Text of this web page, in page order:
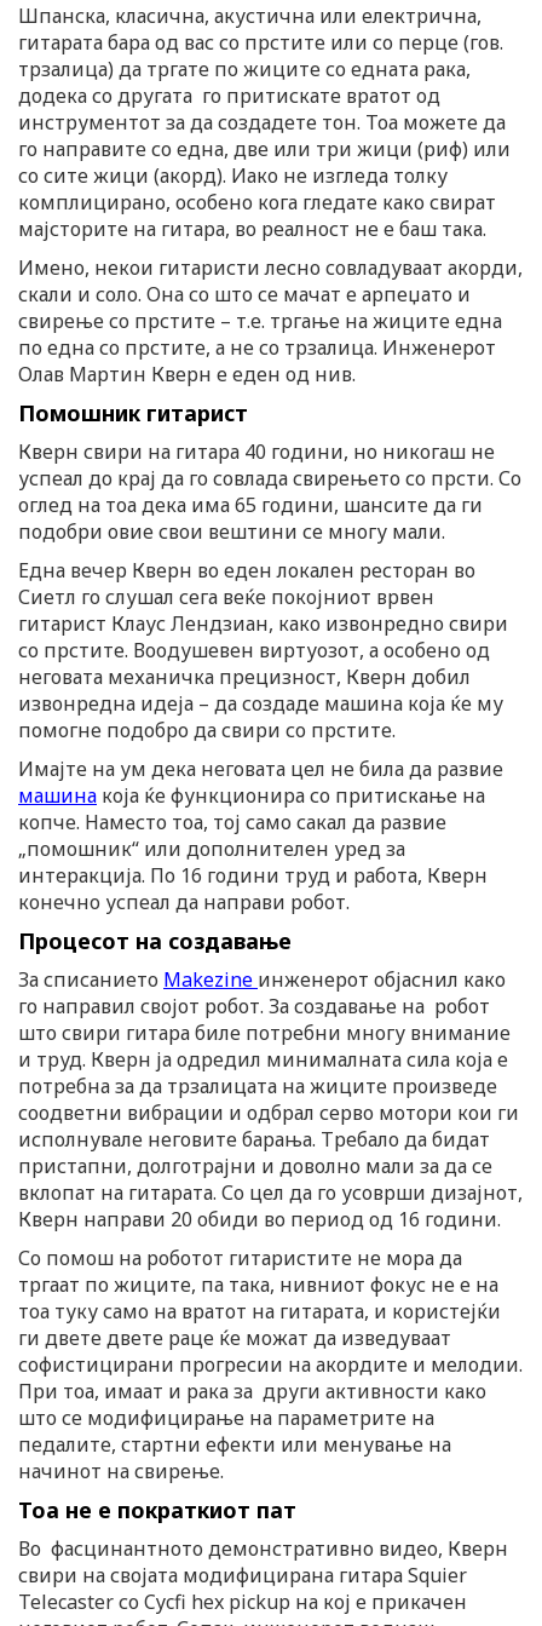
Шпанска, класична, акустична или електрична,
гитарата бара од вас со прстите или со перце (гов.
трзалица) да тргате по жиците со едната рака,
додека со другата го притискате вратот од
инструментот за да создадете тон. Тоа можете да
го направите со една, две или три жици (риф) или
со сите жици (акорд). Иако не изгледа толку
комплицирано, особено кога гледате како свират
мајсторите на гитара, во реалност не е баш така.
Имено, некои гитаристи лесно совладуваат акорди,
скали и соло. Она со што се мачат е арпеџато и
свирење со прстите – т.е. тргање на жиците една
по една со прстите, а не со трзалица. Инженерот
Олав Мартин Кверн е еден од нив.
Помошник гитарист
Кверн свири на гитара 40 години, но никогаш не
успеал до крај да го совлада свирењето со прсти. Со
оглед на тоа дека има 65 години, шансите да ги
подобри овие свои вештини се многу мали.
Една вечер Кверн во еден локален ресторан во
Сиетл го слушал сега веќе покојниот врвен
гитарист Клаус Лендзиан, како извонредно свири
со прстите. Воодушевен виртуозот, а особено од
неговата механичка прецизност, Кверн добил
извонредна идеја – да создаде машина која ќе му
помогне подобро да свири со прстите.
Имајте на ум дека неговата цел не била да развие
машина која ќе функционира со притискање на
копче. Наместо тоа, тој само сакал да развие
„помошник“ или дополнителен уред за
интеракција. По 16 години труд и работа, Кверн
конечно успеал да направи робот.
Процесот на создавање
За списанието Makezine инженерот објаснил како
го направил својот робот. За создавање на робот
што свири гитара биле потребни многу внимание
и труд. Кверн ја одредил минималната сила која е
потребна за да трзалицата на жиците произведе
соодветни вибрации и одбрал серво мотори кои ги
исполнувале неговите барања. Требало да бидат
пристапни, долготрајни и доволно мали за да се
вклопат на гитарата. Со цел да го усоврши дизајнот,
Кверн направи 20 обиди во период од 16 години.
Со помош на роботот гитаристите не мора да
тргаат по жиците, па така, нивниот фокус не е на
тоа туку само на вратот на гитарата, и користејќи
ги двете двете раце ќе можат да изведуваат
софистицирани прогресии на акордите и мелодии.
При тоа, имаат и рака за други активности како
што се модифицирање на параметрите на
педалите, стартни ефекти или менување на
начинот на свирење.
Тоа не е пократкиот пат
Во фасцинантното демонстративно видео, Кверн
свири на својата модифицирана гитара Squier
Telecaster со Cycfi hex pickup на кој е прикачен